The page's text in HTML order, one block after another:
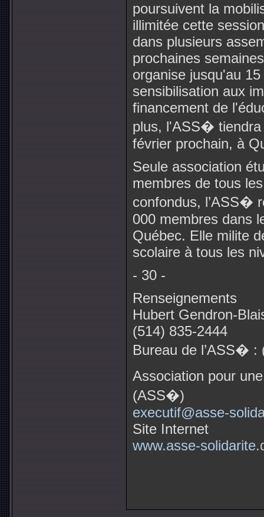
poursuivent la
illimitée cette
dans plusieurs
prochaines
organise jusqu'au
sensibilisation aux
financement de
plus, l'ASS� tiendra
février prochain, à
Seule association
membres de tous
confondus, l’ASS�
000 membres dans
Québec. Elle milite
scolaire à tous les
- 30 -
Renseignements
Hubert Gendron-
(514) 835-2444
Bureau de l’ASS� :
Association pour
(ASS�)
executif@asse-
Site Internet
www.asse-